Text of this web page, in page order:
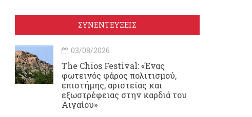
ΣΥΝΕΝΤΕΥΞΕΙΣ
03/08/2026
Τhe Chios Festival: «Ένας
φωτεινός φάρος πολιτισμού,
επιστήμης, αριστείας και
εξωστρέφειας στην καρδιά του
Αιγαίου»